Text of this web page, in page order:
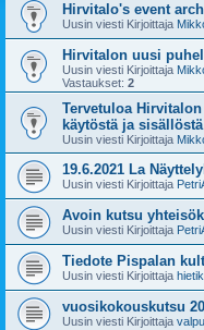
Hirvitalo's event
Uusin viesti Kirjoittaja
Hirvitalon uusi
Uusin viesti Kirjoittaja
Vastaukset: 2
Tervetuloa
käytöstä ja sisällöstä
Uusin viesti Kirjoittaja
19.6.2021 La
Uusin viesti Kirjoittaja
Avoin kutsu
Uusin viesti Kirjoittaja
Tiedote Pispalan
Uusin viesti Kirjoittaja
vuosikokouskutsu
Uusin viesti Kirjoittaja